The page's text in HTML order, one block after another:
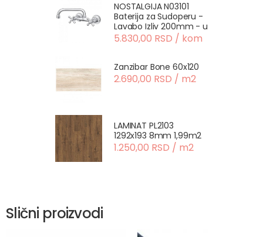
NOSTALGIJA N03101
Baterija za Sudoperu -
Lavabo Izliv 200mm - u
5.830,00 RSD / kom
Zanzibar Bone 60x120
2.690,00 RSD / m2
LAMINAT PL2103
1292x193 8mm 1,99m2
1.250,00 RSD / m2
Slični proizvodi